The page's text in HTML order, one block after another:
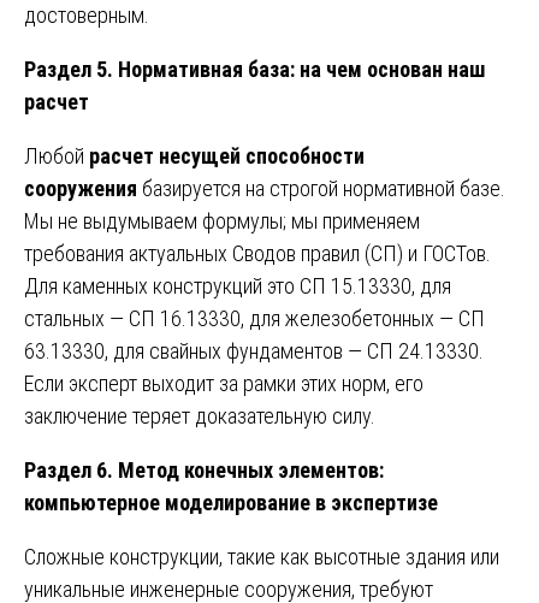
достоверным.
Раздел 5. Нормативная база: на чем основан наш
расчет
Любой расчет несущей способности
сооружения базируется на строгой нормативной базе.
Мы не выдумываем формулы; мы применяем
требования актуальных Сводов правил (СП) и ГОСТов.
Для каменных конструкций это СП 15.13330, для
стальных — СП 16.13330, для железобетонных — СП
63.13330, для свайных фундаментов — СП 24.13330.
Если эксперт выходит за рамки этих норм, его
заключение теряет доказательную силу.
Раздел 6. Метод конечных элементов:
компьютерное моделирование в экспертизе
Сложные конструкции, такие как высотные здания или
уникальные инженерные сооружения, требуют